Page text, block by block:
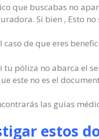
que buscabas no
Si bien , Esto
caso de que eres
tu póliza no abarca el
este no es el
las guías
estos